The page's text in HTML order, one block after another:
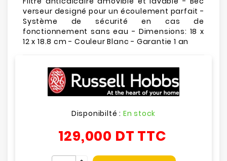
verseur designé pour un écoulement parfait -
Système de sécurité en cas de
fonctionnement sans eau - Dimensions: 18 x
12 x 18.8 cm - Couleur Blanc - Garantie 1 an
Disponibilté : En stock
129,000 DT TTC